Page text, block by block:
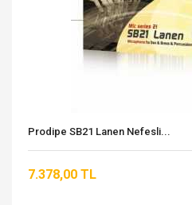
Prodipe SB21 Lanen Nefesli...
7.378,00 TL